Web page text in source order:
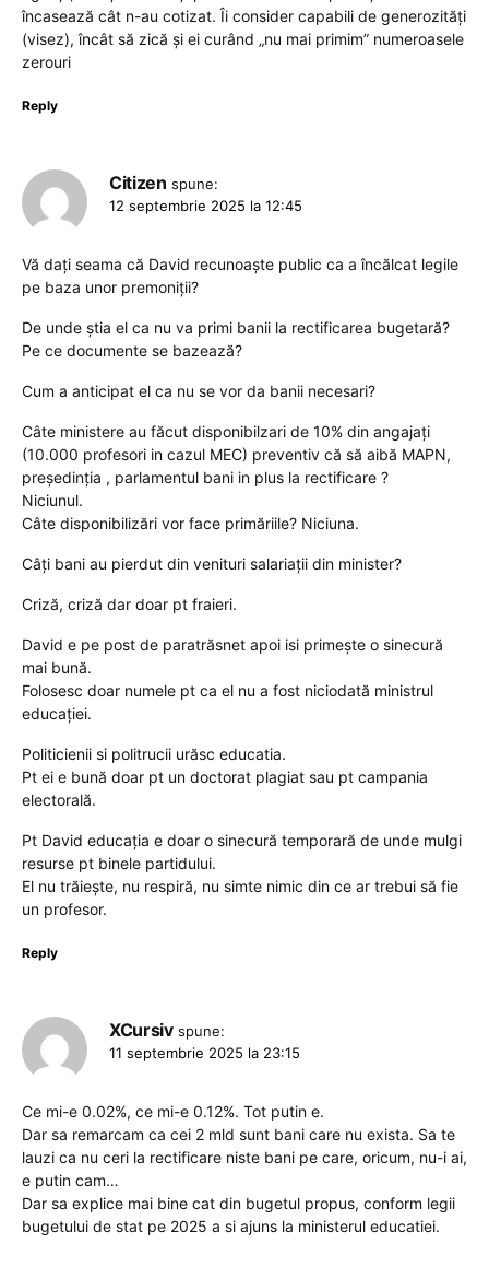
încasează cât n-au cotizat. Îi consider capabili de generozități
(visez), încât să zică și ei curând „nu mai primim” numeroasele
zerouri
Reply
Citizen spune:
12 septembrie 2025 la 12:45
Vă dați seama că David recunoaște public ca a încălcat legile
pe baza unor premoniții?
De unde știa el ca nu va primi banii la rectificarea bugetară?
Pe ce documente se bazează?
Cum a anticipat el ca nu se vor da banii necesari?
Câte ministere au făcut disponibilzari de 10% din angajați
(10.000 profesori in cazul MEC) preventiv că să aibă MAPN,
președinția , parlamentul bani in plus la rectificare ?
Niciunul.
Câte disponibilizări vor face primăriile? Niciuna.
Câți bani au pierdut din venituri salariații din minister?
Criză, criză dar doar pt fraieri.
David e pe post de paratrăsnet apoi isi primește o sinecură
mai bună.
Folosesc doar numele pt ca el nu a fost niciodată ministrul
educației.
Politicienii si politrucii urăsc educatia.
Pt ei e bună doar pt un doctorat plagiat sau pt campania
electorală.
Pt David educația e doar o sinecură temporară de unde mulgi
resurse pt binele partidului.
El nu trăiește, nu respiră, nu simte nimic din ce ar trebui să fie
un profesor.
Reply
XCursiv spune:
11 septembrie 2025 la 23:15
Ce mi-e 0.02%, ce mi-e 0.12%. Tot putin e.
Dar sa remarcam ca cei 2 mld sunt bani care nu exista. Sa te
lauzi ca nu ceri la rectificare niste bani pe care, oricum, nu-i ai,
e putin cam…
Dar sa explice mai bine cat din bugetul propus, conform legii
bugetului de stat pe 2025 a si ajuns la ministerul educatiei.